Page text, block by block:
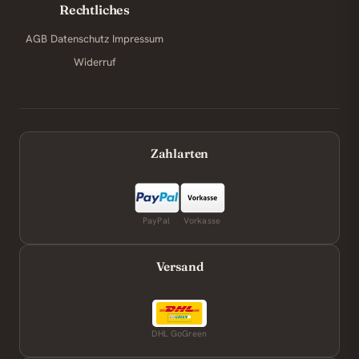
Rechtliches
AGB Datenschutz Impressum
Widerruf
Zahlarten
PayPal Vorkasse
Versand
DHL GoGreen